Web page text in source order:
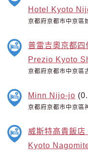
Hotel Kyoto
京都府京都市中京區
普雷吉奧京都
Prezio Kyoto
京都府京都市中京區
Minn Nijo-jo
京都府京都市中京區
威斯特高貴飯
Kyoto